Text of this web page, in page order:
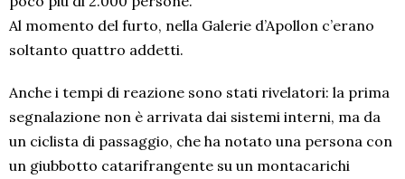
Al momento del furto, nella Galerie d’Apollon c’erano
soltanto quattro addetti.
Anche i tempi di reazione sono stati rivelatori: la prima
segnalazione non è arrivata dai sistemi interni, ma da
un ciclista di passaggio, che ha notato una persona con
un giubbotto catarifrangente su un montacarichi